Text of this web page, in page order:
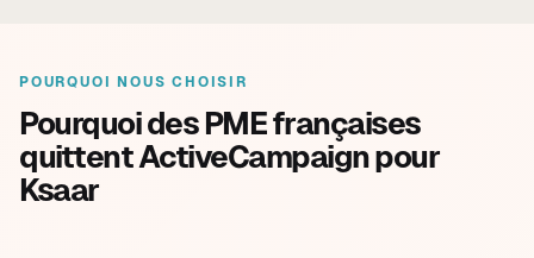
POURQUOI NOUS CHOISIR
Pourquoi des PME françaises
quittent ActiveCampaign pour
Ksaar